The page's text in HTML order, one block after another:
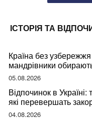
ІСТОРІЯ ТА
Країна без
мандрівники
05.08.2026
Відпочинок в Україні:
які перевершать
04.08.2026